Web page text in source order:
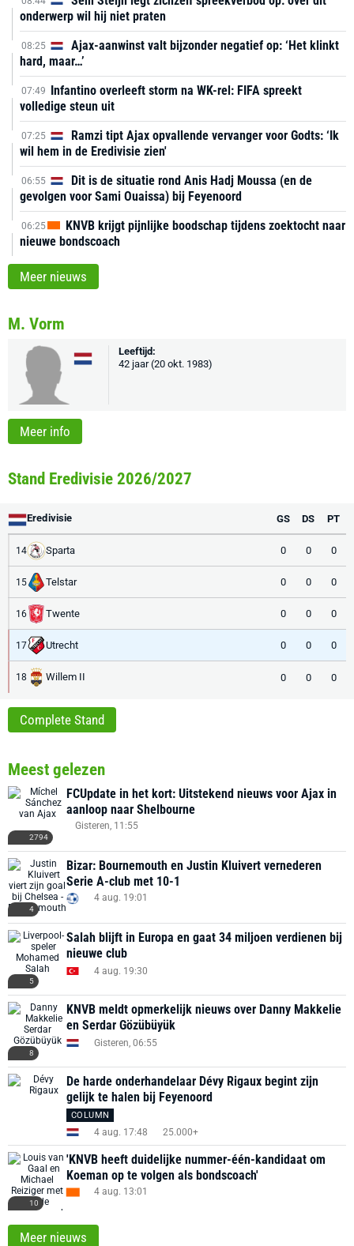
onderwerp wil hij niet praten
08:25
Ajax-aanwinst valt bijzonder negatief op: ‘Het klinkt
hard, maar…’
07:49 Infantino overleeft storm na WK-rel: FIFA spreekt
volledige steun uit
07:25
Ramzi tipt Ajax opvallende vervanger voor Godts: ‘Ik
wil hem in de Eredivisie zien'
06:55
Dit is de situatie rond Anis Hadj Moussa (en de
gevolgen voor Sami Ouaissa) bij Feyenoord
06:25
KNVB krijgt pijnlijke boodschap tijdens zoektocht naar
nieuwe bondscoach
Meer nieuws
M. Vorm
Leeftijd:
42 jaar (20 okt. 1983)
Meer info
Stand Eredivisie 2026/2027
Eredivisie GS DS PT
14 Sparta 0 0 0
15 Telstar 0 0 0
16 Twente 0 0 0
17 Utrecht 0 0 0
18 Willem II 0 0 0
Complete Stand
Meest gelezen
2794
FCUpdate in het kort: Uitstekend nieuws voor Ajax in
aanloop naar Shelbourne
Gisteren, 11:55
4
Bizar: Bournemouth en Justin Kluivert vernederen
Serie A-club met 10-1
4 aug. 19:01
5
Salah blijft in Europa en gaat 34 miljoen verdienen bij
nieuwe club
4 aug. 19:30
8
KNVB meldt opmerkelijk nieuws over Danny Makkelie
en Serdar Gözübüyük
Gisteren, 06:55
De harde onderhandelaar Dévy Rigaux begint zijn
gelijk te halen bij Feyenoord
COLUMN
4 aug. 17:48 25.000+
10
'KNVB heeft duidelijke nummer-één-kandidaat om
Koeman op te volgen als bondscoach'
4 aug. 13:01
Meer nieuws